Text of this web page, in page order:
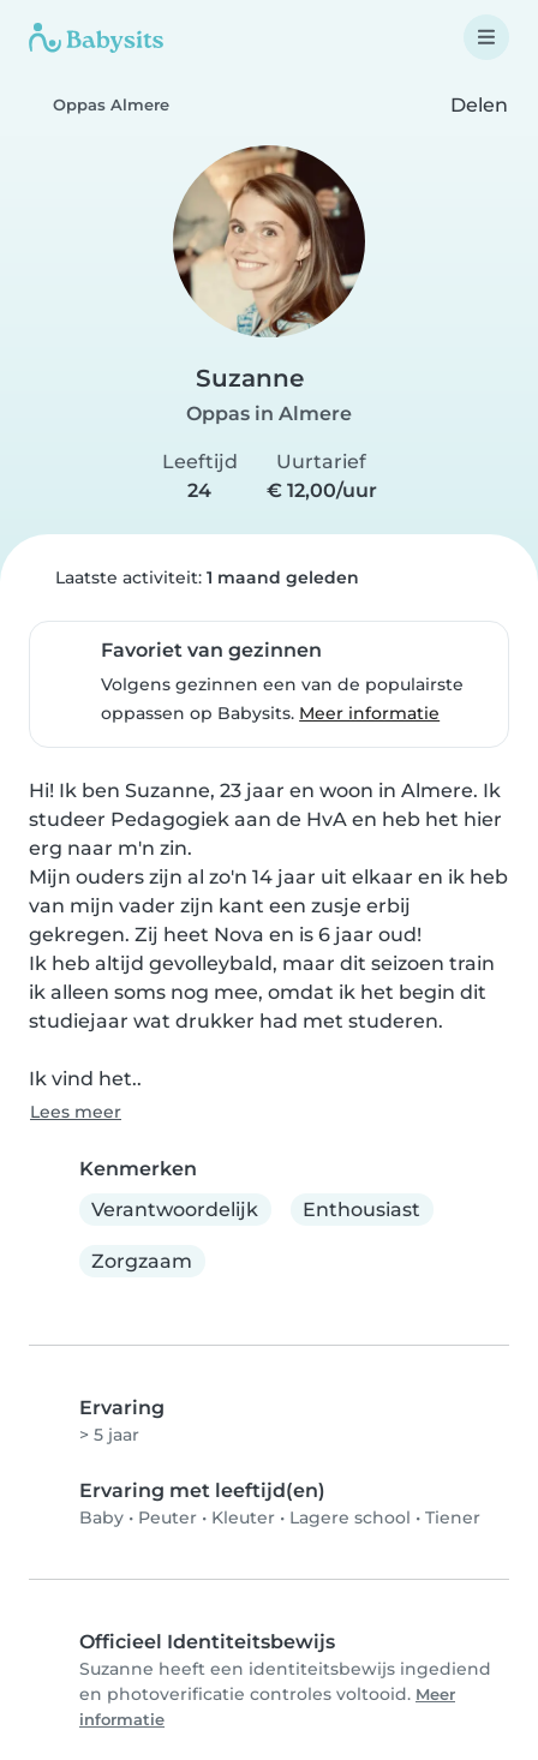
Oppas Almere Delen
Suzanne
Oppas in Almere
Leeftijd
24
Uurtarief
€ 12,00/uur
Laatste activiteit: 1 maand geleden
Favoriet van gezinnen
Volgens gezinnen een van de populairste
oppassen op Babysits. Meer informatie
Hi! Ik ben Suzanne, 23 jaar en woon in Almere. Ik
studeer Pedagogiek aan de HvA en heb het hier
erg naar m'n zin.
Mijn ouders zijn al zo'n 14 jaar uit elkaar en ik heb
van mijn vader zijn kant een zusje erbij
gekregen. Zij heet Nova en is 6 jaar oud!
Ik heb altijd gevolleybald, maar dit seizoen train
ik alleen soms nog mee, omdat ik het begin dit
studiejaar wat drukker had met studeren.
Ik vind het..
Lees meer
Kenmerken
Verantwoordelijk
Enthousiast
Zorgzaam
Ervaring
> 5 jaar
Ervaring met leeftijd(en)
Baby • Peuter • Kleuter • Lagere school • Tiener
Officieel Identiteitsbewijs
Suzanne heeft een identiteitsbewijs ingediend
en photoverificatie controles voltooid. Meer
informatie